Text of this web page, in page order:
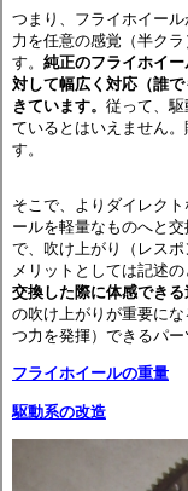
つまり、フライホイー
力を任意の感覚（半ク
す。 純正のフライホイ
対して幅広く対応（誰
きています。 従って、
ているとはいえません
す。
そこで、よりダイレク
ールを軽量なものへと
で、吹け上がり（レス
メリットとしては記述
交換した際に体感できる
の吹け上がりが重要に
つ力を発揮）できるパー
フライホイールの重量
駆動系の改造